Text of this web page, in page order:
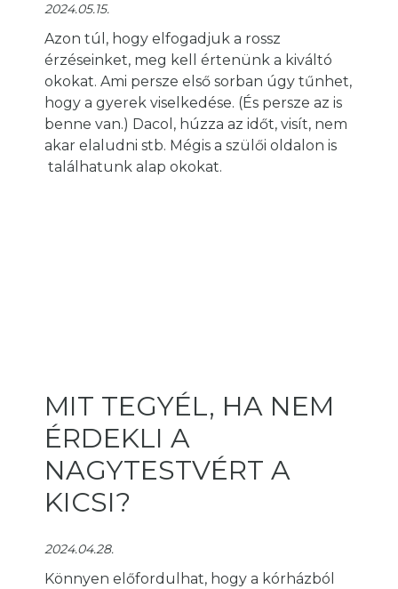
2024.05.15.
Azon túl, hogy elfogadjuk a rossz
érzéseinket, meg kell értenünk a kiváltó
okokat. Ami persze első sorban úgy tűnhet,
hogy a gyerek viselkedése. (És persze az is
benne van.) Dacol, húzza az időt, visít, nem
akar elaludni stb. Mégis a szülői oldalon is
találhatunk alap okokat.
MIT TEGYÉL, HA NEM
ÉRDEKLI A
NAGYTESTVÉRT A
KICSI?
2024.04.28.
Könnyen előfordulhat, hogy a kórházból